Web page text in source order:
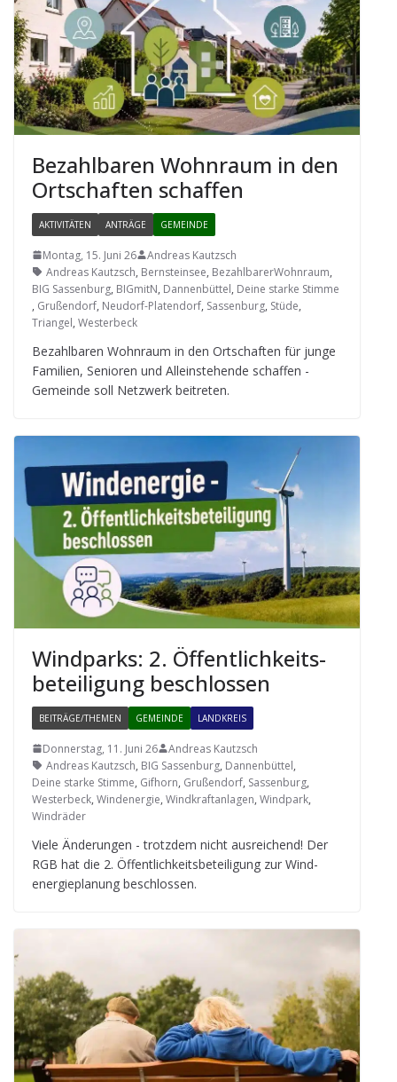
Bezahl­ba­ren Wohn­raum in den
Ort­schaf­ten schaffen
AKTIVITÄTEN ANTRÄGE GEMEINDE
Montag, 15. Juni 26
Andreas Kautzsch
Andreas Kautzsch, Bernsteinsee, BezahlbarerWohnraum,
BIG Sassenburg, BIGmitN, Dannenbüttel, Deine starke Stimme
, Grußendorf, Neudorf-Platendorf, Sassenburg, Stüde,
Triangel, Westerbeck
Bezahl­ba­ren Wohn­raum in den Ort­schaf­ten für junge
Fami­lien, Senio­ren und Allein­ste­hende schaf­fen -
Gemeinde soll Netz­werk beitreten.
Wind­parks: 2. Öffent­lich­keits­
be­tei­li­gung beschlossen
BEITRÄGE/THEMEN GEMEINDE LANDKREIS
Donnerstag, 11. Juni 26
Andreas Kautzsch
Andreas Kautzsch, BIG Sassenburg, Dannenbüttel,
Deine starke Stimme, Gifhorn, Grußendorf, Sassenburg,
Westerbeck, Windenergie, Windkraftanlagen, Windpark,
Windräder
Viele Ände­run­gen - trotz­dem nicht aus­rei­chend! Der
RGB hat die 2. Öffent­lich­keits­be­tei­li­gung zur Wind­
ener­gie­pla­nung beschlossen.